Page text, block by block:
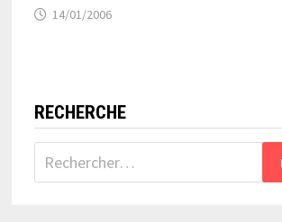
14/01/2006
RECHERCHE
Rechercher :